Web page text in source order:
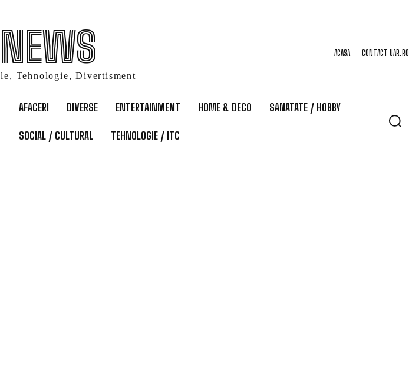
Tehnologie, Divertisment
ACASA CONTACT UAR.RO
AFACERI DIVERSE ENTERTAINMENT HOME & DECO SANATATE / HOBBY
SOCIAL / CULTURAL TEHNOLOGIE / ITC